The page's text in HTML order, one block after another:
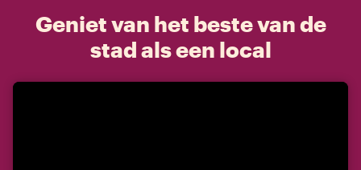
Geniet van het beste van de
stad als een local